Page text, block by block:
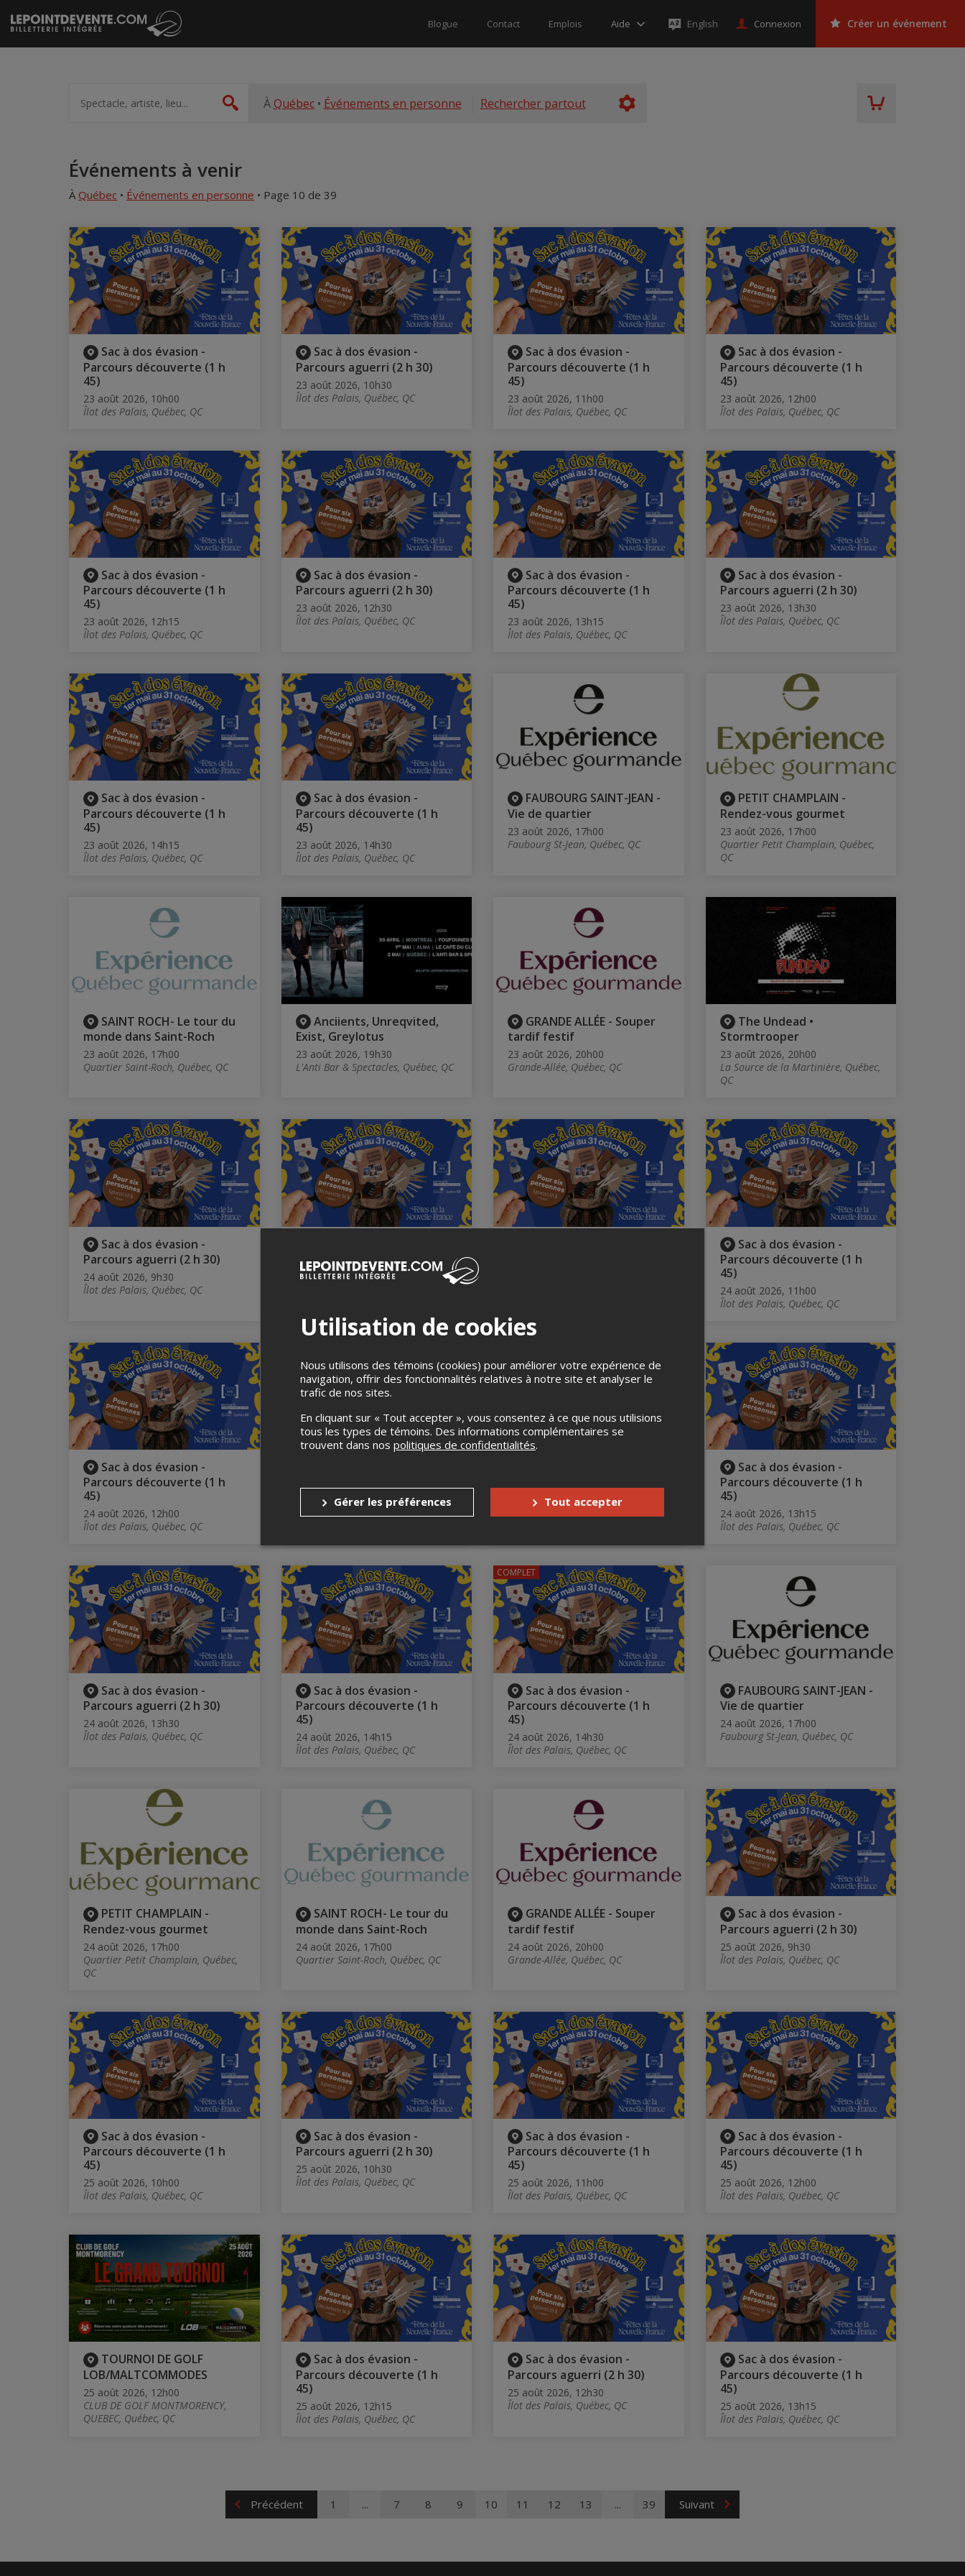
Passer
au
contenu
Blogue Contact Emplois Aide English Connexion Créer un événement
artiste,
lieu...
Rechercher
ÀQuébec• Événements en personne Rechercher partout
AccueilÉvénements à venir
À Québec • Événements en personne • Page 10 de 39
Sac à dos évasion -
Parcours découverte (1 h
45)
23 août 2026, 10h00
Îlot des Palais, Québec, QC
Sac à dos évasion -
Parcours aguerri (2 h 30)
23 août 2026, 10h30
Îlot des Palais, Québec, QC
Sac à dos évasion -
Parcours découverte (1 h
45)
23 août 2026, 11h00
Îlot des Palais, Québec, QC
Sac à dos évasion -
Parcours découverte (1 h
45)
23 août 2026, 12h00
Îlot des Palais, Québec, QC
Sac à dos évasion -
Parcours découverte (1 h
45)
23 août 2026, 12h15
Îlot des Palais, Québec, QC
Sac à dos évasion -
Parcours aguerri (2 h 30)
23 août 2026, 12h30
Îlot des Palais, Québec, QC
Sac à dos évasion -
Parcours découverte (1 h
45)
23 août 2026, 13h15
Îlot des Palais, Québec, QC
Sac à dos évasion -
Parcours aguerri (2 h 30)
23 août 2026, 13h30
Îlot des Palais, Québec, QC
Sac à dos évasion -
Parcours découverte (1 h
45)
23 août 2026, 14h15
Îlot des Palais, Québec, QC
Sac à dos évasion -
Parcours découverte (1 h
45)
23 août 2026, 14h30
Îlot des Palais, Québec, QC
FAUBOURG SAINT-JEAN -
Vie de quartier
23 août 2026, 17h00
Faubourg St-Jean, Québec, QC
PETIT CHAMPLAIN -
Rendez-vous gourmet
23 août 2026, 17h00
Quartier Petit Champlain, Québec,
QC
SAINT ROCH- Le tour du
monde dans Saint-Roch
23 août 2026, 17h00
Quartier Saint-Roch, Québec, QC
Anciients, Unreqvited,
Exist, Greylotus
23 août 2026, 19h30
L'Anti Bar & Spectacles, Québec, QC
GRANDE ALLÉE - Souper
tardif festif
23 août 2026, 20h00
Grande-Allée, Québec, QC
The Undead •
Stormtrooper
23 août 2026, 20h00
La Source de la Martinière, Québec,
QC
Sac à dos évasion -
Parcours aguerri (2 h 30)
24 août 2026, 9h30
Îlot des Palais, Québec, QC
Parcours découverte (1 h
45)
Sac à dos évasion -
Parcours découverte (1 h
45)
24 août 2026, 11h00
Îlot des Palais, Québec, QC
Sac à dos évasion -
Parcours découverte (1 h
45)
24 août 2026, 12h00
Îlot des Palais, Québec, QC
24 août 2026, 12h15
24 août 2026, 12h30
Sac à dos évasion -
Parcours découverte (1 h
45)
24 août 2026, 13h15
Îlot des Palais, Québec, QC
Sac à dos évasion -
Parcours aguerri (2 h 30)
24 août 2026, 13h30
Îlot des Palais, Québec, QC
Sac à dos évasion -
Parcours découverte (1 h
45)
24 août 2026, 14h15
Îlot des Palais, Québec, QC
Sac à dos évasion -
Parcours découverte (1 h
45)
24 août 2026, 14h30
Îlot des Palais, Québec, QC
COMPLET
FAUBOURG SAINT-JEAN -
Vie de quartier
24 août 2026, 17h00
Faubourg St-Jean, Québec, QC
PETIT CHAMPLAIN -
Rendez-vous gourmet
24 août 2026, 17h00
Quartier Petit Champlain, Québec,
QC
SAINT ROCH- Le tour du
monde dans Saint-Roch
24 août 2026, 17h00
Quartier Saint-Roch, Québec, QC
GRANDE ALLÉE - Souper
tardif festif
24 août 2026, 20h00
Grande-Allée, Québec, QC
Sac à dos évasion -
Parcours aguerri (2 h 30)
25 août 2026, 9h30
Îlot des Palais, Québec, QC
Sac à dos évasion -
Parcours découverte (1 h
45)
25 août 2026, 10h00
Îlot des Palais, Québec, QC
Sac à dos évasion -
Parcours aguerri (2 h 30)
25 août 2026, 10h30
Îlot des Palais, Québec, QC
Sac à dos évasion -
Parcours découverte (1 h
45)
25 août 2026, 11h00
Îlot des Palais, Québec, QC
Sac à dos évasion -
Parcours découverte (1 h
45)
25 août 2026, 12h00
Îlot des Palais, Québec, QC
TOURNOI DE GOLF
LOB/MALTCOMMODES
25 août 2026, 12h00
CLUB DE GOLF MONTMORENCY,
QUEBEC, Québec, QC
Sac à dos évasion -
Parcours découverte (1 h
45)
25 août 2026, 12h15
Îlot des Palais, Québec, QC
Sac à dos évasion -
Parcours aguerri (2 h 30)
25 août 2026, 12h30
Îlot des Palais, Québec, QC
Sac à dos évasion -
Parcours découverte (1 h
45)
25 août 2026, 13h15
Îlot des Palais, Québec, QC
Précédent 1 ... 7 8 9 10 11 12 13 ... 39 Suivant
Utilisation de cookies
Nous utilisons des témoins (cookies) pour améliorer votre expérience de
navigation, offrir des fonctionnalités relatives à notre site et analyser le
trafic de nos sites.
En cliquant sur « Tout accepter », vous consentez à ce que nous utilisions
tous les types de témoins. Des informations complémentaires se
trouvent dans nos politiques de confidentialités.
Gérer les préférences Tout accepter